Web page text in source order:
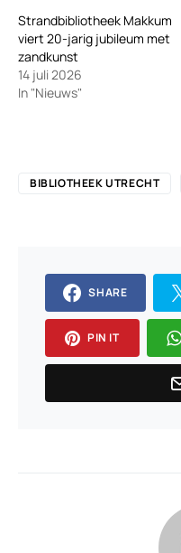
Strandbibliotheek Makkum
viert 20-jarig jubileum met
zandkunst
14 juli 2026
In "Nieuws"
BIBLIOTHEEK UTRECHT
SHARE
PIN IT